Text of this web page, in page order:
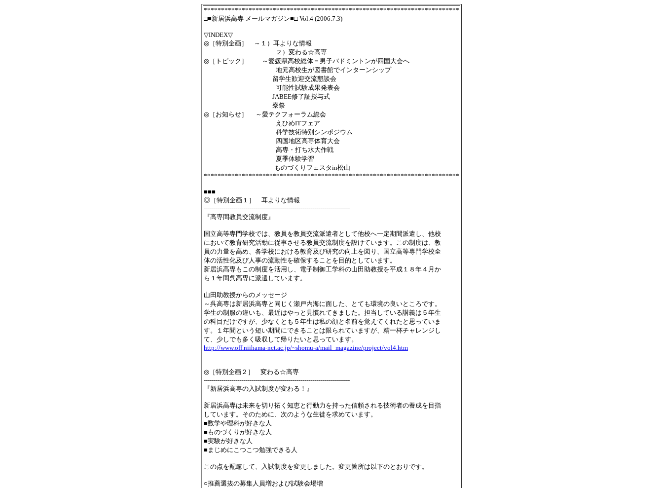
**************************************************************************
□■新居浜高専 メールマガジン■□ Vol.4 (2006.7.3)
▽INDEX▽
◎［特別企画］ ～１）耳よりな情報
２）変わる☆高専
◎［トピック］ ～愛媛県高校総体＝男子バドミントンが四国大会へ
地元高校生が図書館でインターンシップ
留学生歓迎交流懇談会
可能性試験成果発表会
JABEE修了証授与式
寮祭
◎［お知らせ］ ～愛テクフォーラム総会
えひめITフェア
科学技術特別シンポジウム
四国地区高専体育大会
高専・打ち水大作戦
夏季体験学習
ものづくりフェスタin松山
**************************************************************************
■■■
◎［特別企画１］ 耳よりな情報
--------------------------------------------------------------------------
『高専間教員交流制度』
国立高等専門学校では、教員を教員交流派遣者として他校へ一定期間派遣し、他校
において教育研究活動に従事させる教員交流制度を設けています。この制度は、教
員の力量を高め、各学校における教育及び研究の向上を図り、国立高等専門学校全
体の活性化及び人事の流動性を確保することを目的としています。
新居浜高専もこの制度を活用し、電子制御工学科の山田助教授を平成１８年４月か
ら１年間呉高専に派遣しています。
山田助教授からのメッセージ
～呉高専は新居浜高専と同じく瀬戸内海に面した、とても環境の良いところです。
学生の制服の違いも、最近はやっと見慣れてきました。担当している講義は５年生
の科目だけですが、少なくとも５年生は私の顔と名前を覚えてくれたと思っていま
す。１年間という短い期間にできることは限られていますが、精一杯チャレンジし
て、少しでも多く吸収して帰りたいと思っています。
http://www.off.niihama-nct.ac.jp/~shomu-a/mail_magazine/project/vol4.htm
◎［特別企画２］ 変わる☆高専
--------------------------------------------------------------------------
『新居浜高専の入試制度が変わる！』
新居浜高専は未来を切り拓く知恵と行動力を持った信頼される技術者の養成を目指
しています。そのために、次のような生徒を求めています。
■数学や理科が好きな人
■ものづくりが好きな人
■実験が好きな人
■まじめにこつこつ勉強できる人
この点を配慮して、入試制度を変更しました。変更箇所は以下のとおりです。
○推薦選抜の募集人員増および試験会場増